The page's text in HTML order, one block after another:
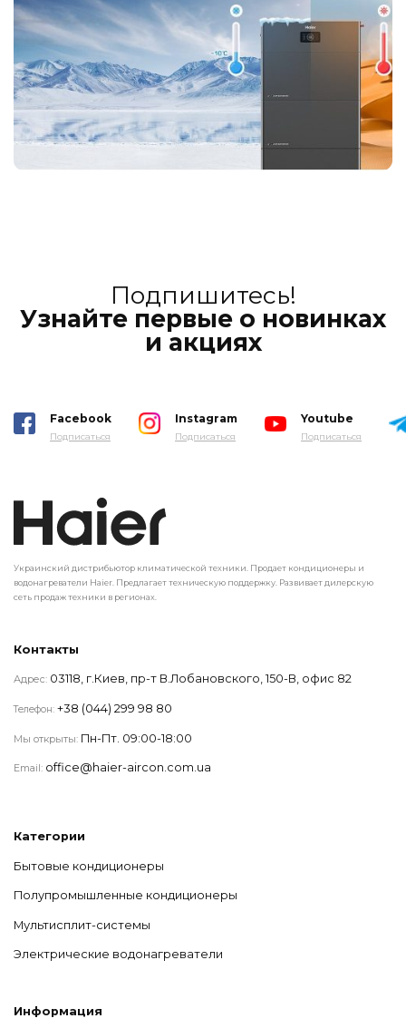
Подпишитесь!
Узнайте первые о новинках
и акциях
Facebook
Подписаться
Instagram
Подписаться
Youtube
Подписаться
Украинский дистрибьютор климатической техники. Продает кондиционеры и
водонагреватели Haier. Предлагает техническую поддержку. Развивает дилерскую
сеть продаж техники в регионах.
Категории
Бытовые кондиционеры
Полупромышленные кондиционеры
Мультисплит-системы
Электрические водонагреватели
Информация
Контакты
Адрес: 03118, г.Киев, пр-т В.Лобановского, 150-В, офис 82
Телефон: +38 (044) 299 98 80
Мы открыты: Пн-Пт. 09:00-18:00
Email: office@haier-aircon.com.ua